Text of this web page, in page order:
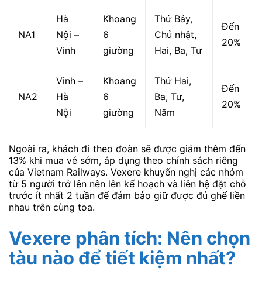
NA1
Hà
Nội –
Vinh
Khoang
6
giường
Thứ Bảy,
Chủ nhật,
Hai, Ba, Tư
Đến
20%
NA2
Vinh –
Hà
Nội
Khoang
6
giường
Thứ Hai,
Ba, Tư,
Năm
Đến
20%
Ngoài ra, khách đi theo đoàn sẽ được giảm thêm đến
13% khi mua vé sớm, áp dụng theo chính sách riêng
của Vietnam Railways. Vexere khuyến nghị các nhóm
từ 5 người trở lên nên lên kế hoạch và liên hệ đặt chỗ
trước ít nhất 2 tuần để đảm bảo giữ được đủ ghế liền
nhau trên cùng toa.
Vexere phân tích: Nên chọn
tàu nào để tiết kiệm nhất?